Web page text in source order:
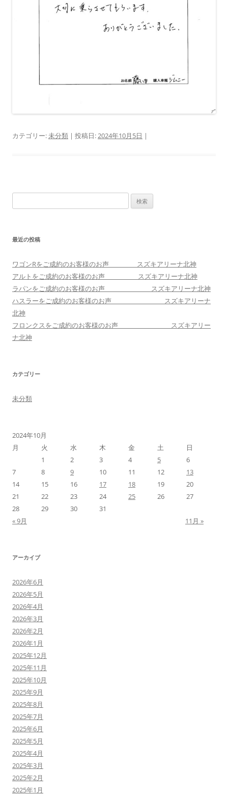
カテゴリー: 未分類 | 投稿日: 2024年10月5日 |
索:
最近の投稿
ワゴンRをご成約のお客様のお声 スズキアリーナ北神
アルトをご成約のお客様のお声 スズキアリーナ北神
ラパンをご成約のお客様のお声 スズキアリーナ北神
ハスラーをご成約のお客様のお声 スズキアリーナ
北神
フロンクスをご成約のお客様のお声 スズキアリー
ナ北神
カテゴリー
未分類
2024年10月
月
火 水 木 金 土
日
1
2 3 4 5
6
7
8 9 10 11 12
13
14
15 16 17 18 19
20
21
22 23 24 25 26
27
28
29 30
31
« 9月
11月 »
アーカイブ
2026年6月
2026年5月
2026年4月
2026年3月
2026年2月
2026年1月
2025年12月
2025年11月
2025年10月
2025年9月
2025年8月
2025年7月
2025年6月
2025年5月
2025年4月
2025年3月
2025年2月
2025年1月